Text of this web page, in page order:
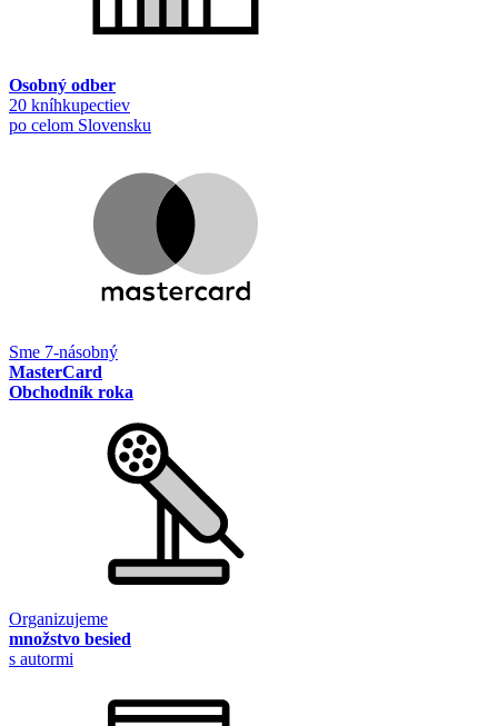
Osobný odber
20 kníhkupectiev
po celom Slovensku
Sme 7-násobný
MasterCard
Obchodník roka
Organizujeme
množstvo besied
s autormi